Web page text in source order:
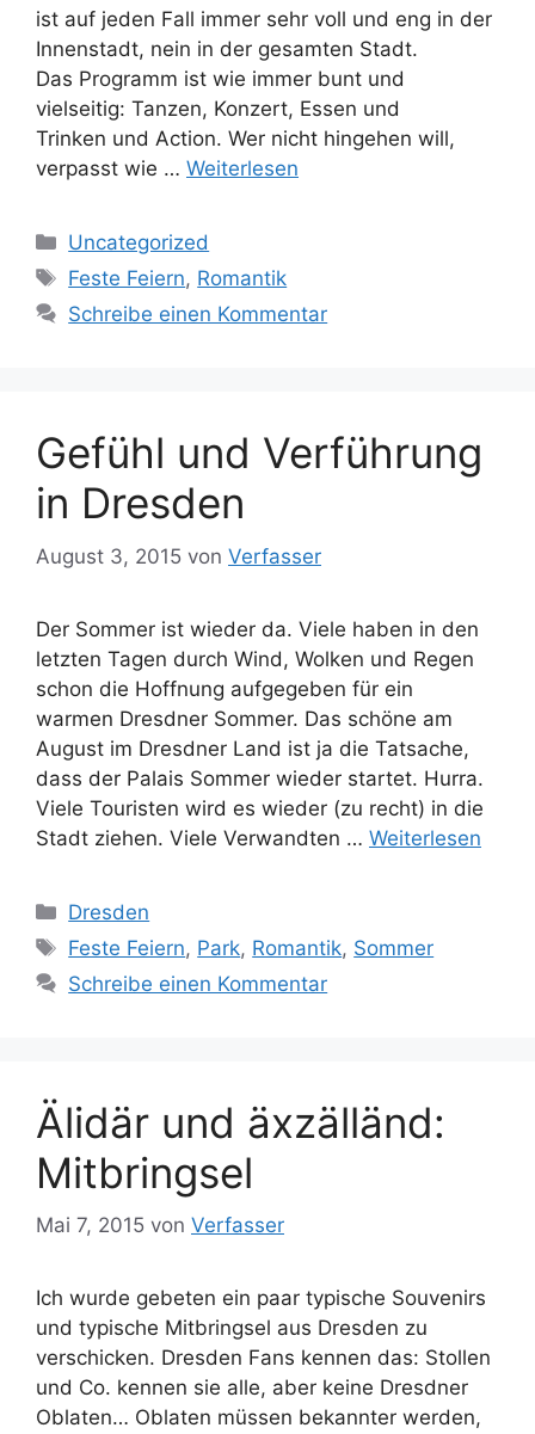
ist auf jeden Fall immer sehr voll und eng in der
Innenstadt, nein in der gesamten Stadt.
Das Programm ist wie immer bunt und
vielseitig: Tanzen, Konzert, Essen und
Trinken und Action. Wer nicht hingehen will,
verpasst wie … Weiterlesen
Kategorien
Uncategorized
Schlagwörter
Feste Feiern, Romantik
Schreibe einen Kommentar
Gefühl und Verführung
in Dresden
August 3, 2015 von Verfasser
Der Sommer ist wieder da. Viele haben in den
letzten Tagen durch Wind, Wolken und Regen
schon die Hoffnung aufgegeben für ein
warmen Dresdner Sommer. Das schöne am
August im Dresdner Land ist ja die Tatsache,
dass der Palais Sommer wieder startet. Hurra.
Viele Touristen wird es wieder (zu recht) in die
Stadt ziehen. Viele Verwandten … Weiterlesen
Kategorien
Dresden
Schlagwörter
Feste Feiern, Park, Romantik, Sommer
Schreibe einen Kommentar
Älidär und äxzälländ:
Mitbringsel
Mai 7, 2015 von Verfasser
Ich wurde gebeten ein paar typische Souvenirs
und typische Mitbringsel aus Dresden zu
verschicken. Dresden Fans kennen das: Stollen
und Co. kennen sie alle, aber keine Dresdner
Oblaten… Oblaten müssen bekannter werden,